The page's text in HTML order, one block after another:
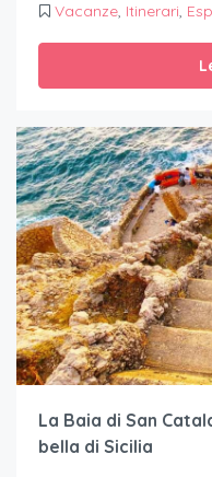
Vacanze, Itinerari,
La Baia di San
bella di Sicilia